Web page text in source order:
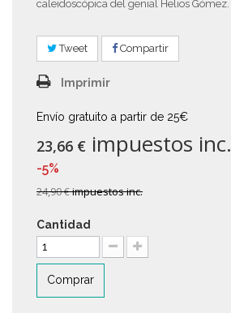
caleidoscópica del genial Helios Gómez.
Tweet Compartir
Imprimir
Envío gratuito a partir de 25€
23,66 € impuestos inc.
-5%
24,90 €impuestos inc.
Cantidad
Comprar